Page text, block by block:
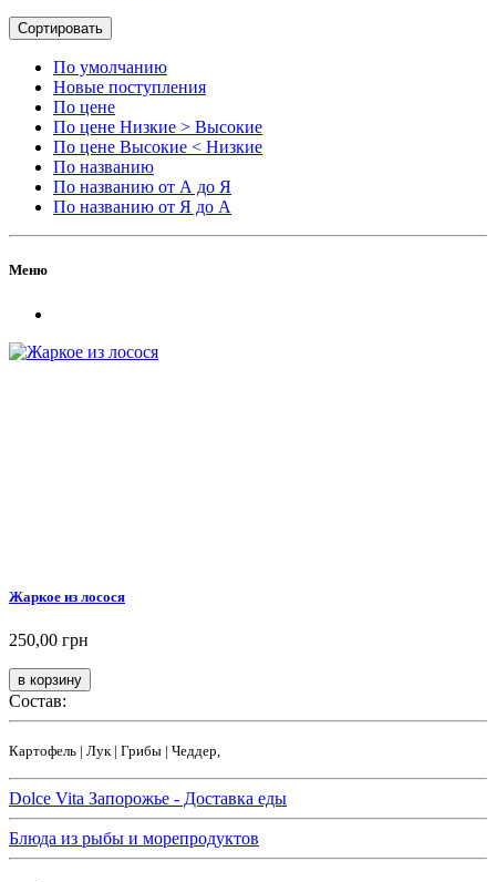
Сортировать
По умолчанию
Новые поступления
По цене
По цене Низкие > Высокие
По цене Высокие < Низкие
По названию
По названию от А до Я
По названию от Я до А
Меню
Жаркое из лосося
250,00 грн
Состав:
Картофель | Лук | Грибы | Чеддер,
Dolce Vita Запорожье - Доставка еды
Блюда из рыбы и морепродуктов